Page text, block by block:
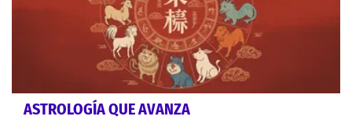
ASTROLOGÍA QUE AVANZA